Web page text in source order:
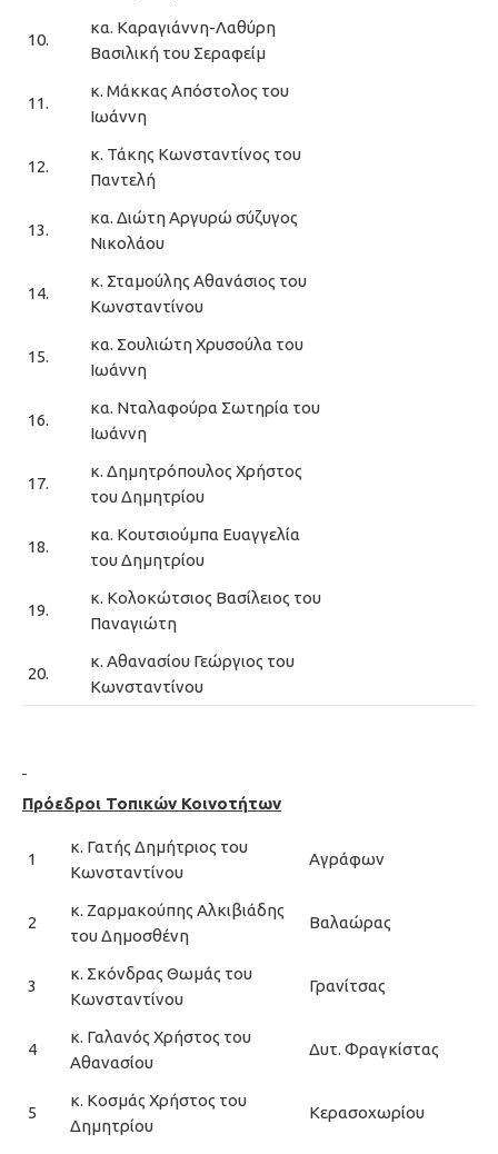
10.
κα. Καραγιάννη-Λαθύρη
Βασιλική του Σεραφείμ
11.
κ. Μάκκας Απόστολος του
Ιωάννη
12.
κ. Τάκης Κωνσταντίνος του
Παντελή
13.
κα. Διώτη Αργυρώ σύζυγος
Νικολάου
14.
κ. Σταμούλης Αθανάσιος του
Κωνσταντίνου
15.
κα. Σουλιώτη Χρυσούλα του
Ιωάννη
16.
κα. Νταλαφούρα Σωτηρία του
Ιωάννη
17.
κ. Δημητρόπουλος Χρήστος
του Δημητρίου
18.
κα. Κουτσιούμπα Ευαγγελία
του Δημητρίου
19.
κ. Κολοκώτσιος Βασίλειος του
Παναγιώτη
20.
κ. Αθανασίου Γεώργιος του
Κωνσταντίνου
Πρόεδροι Τοπικών Κοινοτήτων
1
κ. Γατής Δημήτριος του
Κωνσταντίνου
Αγράφων
2
κ. Ζαρμακούπης Αλκιβιάδης
του Δημοσθένη
Βαλαώρας
3
κ. Σκόνδρας Θωμάς του
Κωνσταντίνου
Γρανίτσας
4
κ. Γαλανός Χρήστος του
Αθανασίου
Δυτ. Φραγκίστας
5
κ. Κοσμάς Χρήστος του
Δημητρίου
Κερασοχωρίου